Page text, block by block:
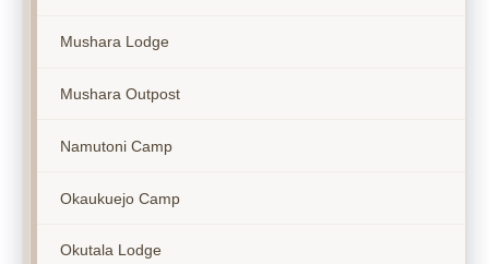
Mushara Lodge
Mushara Outpost
Namutoni Camp
Okaukuejo Camp
Okutala Lodge